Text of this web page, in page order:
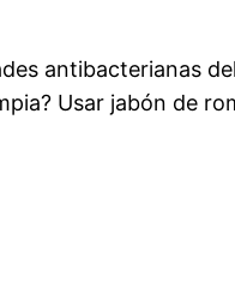
antibacterianas
Usar jabón de